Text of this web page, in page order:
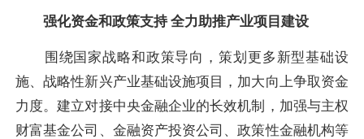
强化资金和政策支持 全力助推产业项目建设
围绕国家战略和政策导向，策划更多新型基础设
施、战略性新兴产业基础设施项目，加大向上争取资金
力度。建立对接中央金融企业的长效机制，加强与主权
财富基金公司、金融资产投资公司、政策性金融机构等